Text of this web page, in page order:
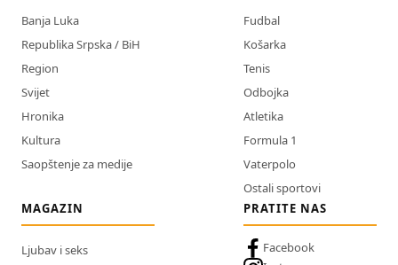
Banja Luka
Republika Srpska / BiH
Region
Svijet
Hronika
Kultura
Saopštenje za medije
Fudbal
Košarka
Tenis
Odbojka
Atletika
Formula 1
Vaterpolo
Ostali sportovi
MAGAZIN
Ljubav i seks
PRATITE NAS
Facebook